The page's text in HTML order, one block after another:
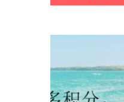
解
双
励！
希
尔